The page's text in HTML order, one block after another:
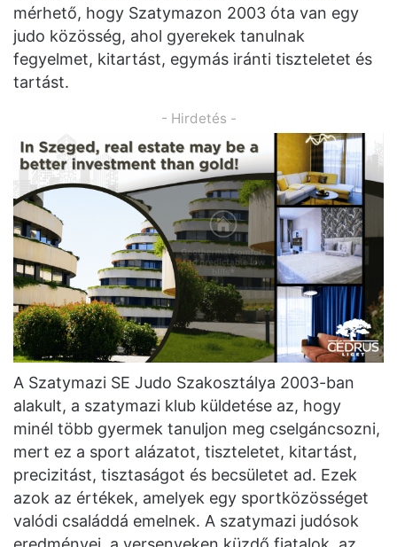
mérhető, hogy Szatymazon 2003 óta van egy
judo közösség, ahol gyerekek tanulnak
fegyelmet, kitartást, egymás iránti tiszteletet és
tartást.
- Hirdetés -
A Szatymazi SE Judo Szakosztálya 2003-ban
alakult, a szatymazi klub küldetése az, hogy
minél több gyermek tanuljon meg cselgáncsozni,
mert ez a sport alázatot, tiszteletet, kitartást,
precizitást, tisztaságot és becsületet ad. Ezek
azok az értékek, amelyek egy sportközösséget
valódi családdá emelnek. A szatymazi judósok